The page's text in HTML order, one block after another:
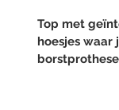
Top met
hoesjes waar